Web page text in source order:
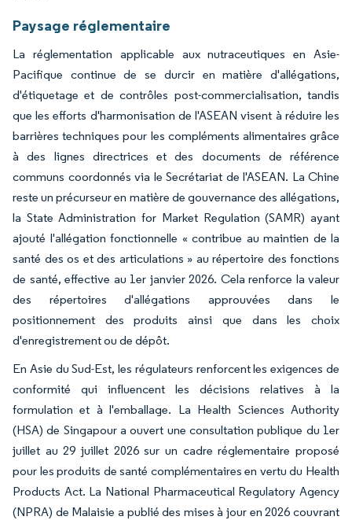
Paysage réglementaire
La réglementation applicable aux nutraceutiques en Asie-
Pacifique continue de se durcir en matière d'allégations,
d'étiquetage et de contrôles post-commercialisation, tandis
que les efforts d'harmonisation de l'ASEAN visent à réduire les
barrières techniques pour les compléments alimentaires grâce
à des lignes directrices et des documents de référence
communs coordonnés via le Secrétariat de l'ASEAN. La Chine
reste un précurseur en matière de gouvernance des allégations,
la State Administration for Market Regulation (SAMR) ayant
ajouté l'allégation fonctionnelle « contribue au maintien de la
santé des os et des articulations » au répertoire des fonctions
de santé, effective au 1er janvier 2026. Cela renforce la valeur
des répertoires d'allégations approuvées dans le
positionnement des produits ainsi que dans les choix
d'enregistrement ou de dépôt.
En Asie du Sud-Est, les régulateurs renforcent les exigences de
conformité qui influencent les décisions relatives à la
formulation et à l'emballage. La Health Sciences Authority
(HSA) de Singapour a ouvert une consultation publique du 1er
juillet au 29 juillet 2026 sur un cadre réglementaire proposé
pour les produits de santé complémentaires en vertu du Health
Products Act. La National Pharmaceutical Regulatory Agency
(NPRA) de Malaisie a publié des mises à jour en 2026 couvrant